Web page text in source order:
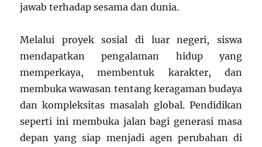
jawab terhadap sesama dan dunia.
Melalui proyek sosial di luar negeri, siswa
mendapatkan pengalaman hidup yang
memperkaya, membentuk karakter, dan
membuka wawasan tentang keragaman budaya
dan kompleksitas masalah global. Pendidikan
seperti ini membuka jalan bagi generasi masa
depan yang siap menjadi agen perubahan di